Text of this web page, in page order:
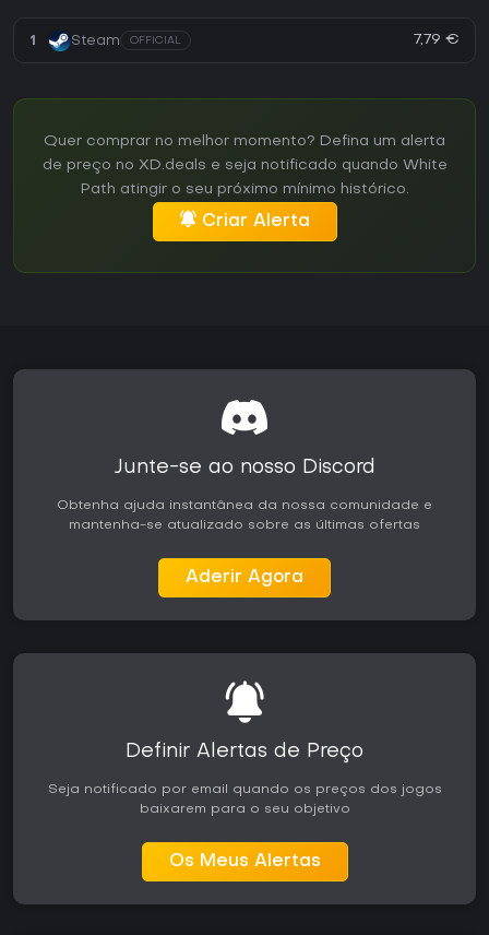
1 Steam OFFICIAL 7,79 €
Quer comprar no melhor momento? Defina um alerta
de preço no XD.deals e seja notificado quando White
Path atingir o seu próximo mínimo histórico.
Criar Alerta
Junte-se ao nosso Discord
Obtenha ajuda instantânea da nossa comunidade e
mantenha-se atualizado sobre as últimas ofertas
Aderir Agora
Definir Alertas de Preço
Seja notificado por email quando os preços dos jogos
baixarem para o seu objetivo
Os Meus Alertas